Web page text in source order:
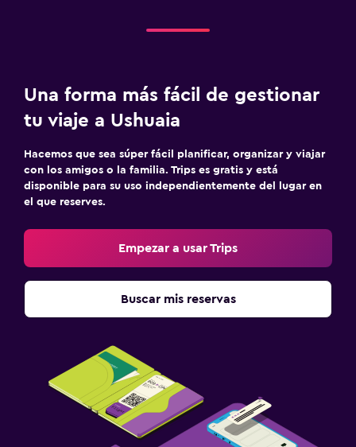
Una forma más fácil de gestionar
tu viaje a Ushuaia
Hacemos que sea súper fácil planificar, organizar y viajar
con los amigos o la familia. Trips es gratis y está
disponible para su uso independientemente del lugar en
el que reserves.
Empezar a usar Trips
Buscar mis reservas